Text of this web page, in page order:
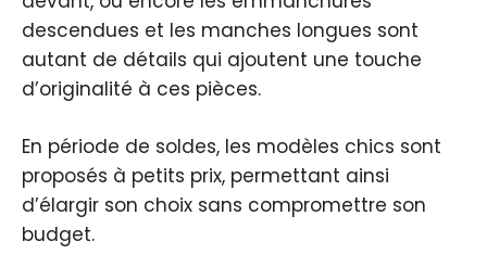
descendues et les manches longues sont
autant de détails qui ajoutent une touche
d’originalité à ces pièces.
En période de soldes, les modèles chics sont
proposés à petits prix, permettant ainsi
d’élargir son choix sans compromettre son
budget.